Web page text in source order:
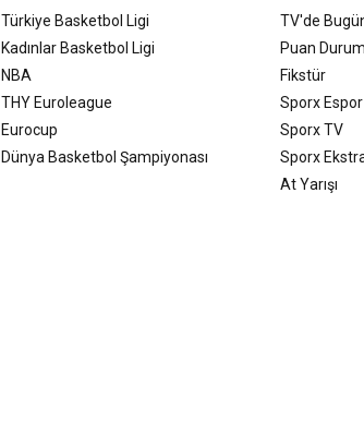
Türkiye Basketbol Ligi
Kadınlar Basketbol Ligi
NBA
THY Euroleague
Eurocup
Dünya Basketbol Şampiyonası
TV'de
Puan
Fikstür
Sporx Espor
Sporx TV
Sporx
At Yarışı